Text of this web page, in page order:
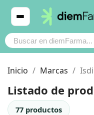
Cosmética
Cosmética
Inicio Marcas
Listado de
77 productos